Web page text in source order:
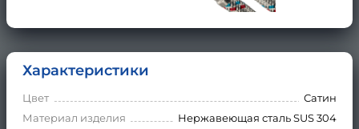
Характеристики
Цвет
Сатин
Материал изделия
Нержавеющая сталь SUS 304